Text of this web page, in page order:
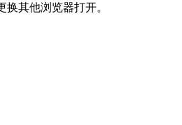
其他浏览器打开。